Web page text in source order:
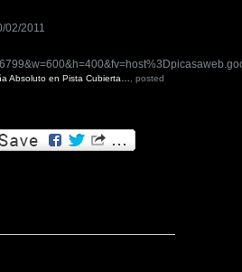
02/2011
Absoluto en Pista Cubierta…
, posted